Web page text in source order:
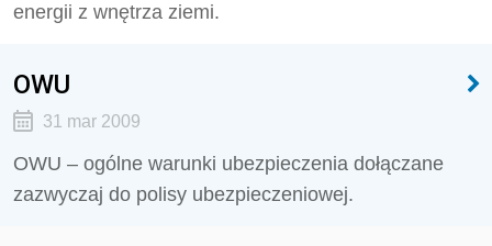
energii z wnętrza ziemi.
OWU
31 mar 2009
OWU – ogólne warunki ubezpieczenia dołączane
zazwyczaj do polisy ubezpieczeniowej.